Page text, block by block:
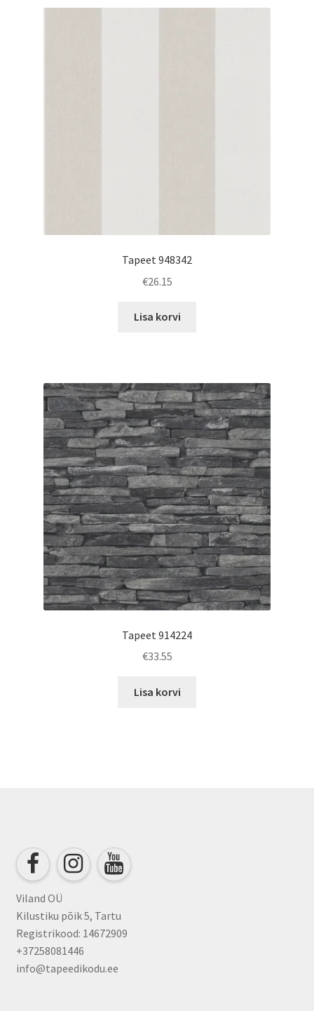
Tapeet 948342
€26.15
Lisa korvi
Tapeet 914224
€33.55
Lisa korvi
Viland OÜ
Kilustiku põik 5, Tartu
Registrikood: 14672909
+37258081446
info@tapeedikodu.ee